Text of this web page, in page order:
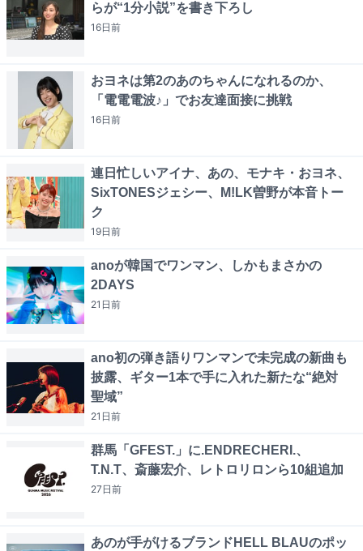
らが“1分小説”を書き下ろし
16日前
おヨネは第2のあのちゃんになれるのか、
「電電電波♪」でお友達面接に挑戦
16日前
連日忙しいアイナ、あの、モナキ・おヨネ、
SixTONESジェシー、M!LK曽野が本音トー
ク
19日前
anoが韓国でワンマン、しかもまさかの
2DAYS
21日前
ano初の弾き語りワンマンで未完成の新曲も
披露、ギター1本で手に入れた新たな“絶対
聖域”
21日前
群馬「GFEST.」に.ENDRECHERI.、
T.N.T、斎藤宏介、レトロリロンら10組追加
27日前
あのが手がけるブランドHELL BLAUのポッ